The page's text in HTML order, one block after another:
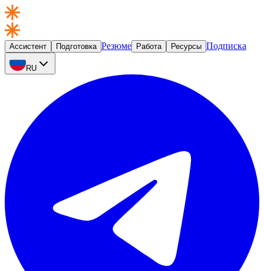
Ассистент Подготовка Резюме Работа Ресурсы Подписка
RU